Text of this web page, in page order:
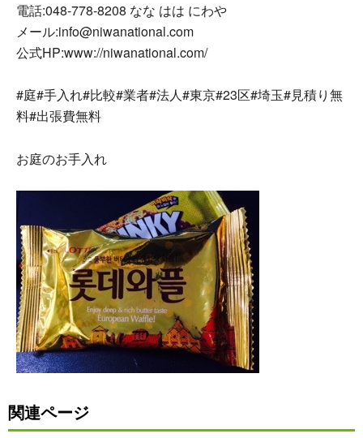
電話:048-778-8208 なな はは にわや
メール:info@niwanational.com
公式HP:www://niwanational.com/
#庭#手入れ#比較#業者#法人#東京#23区#埼玉#見積り無
料#出張費無料
お庭のお手入れ
関連ページ